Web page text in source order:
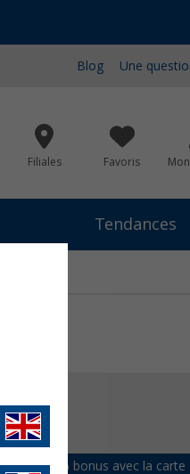
Blog Une
Filiales Favoris
Tendances
€
gratuite
jusqu'à 5% bonus avec la carte